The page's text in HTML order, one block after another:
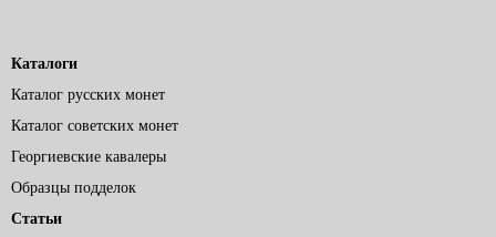
Каталоги
Каталог русских монет
Каталог советских монет
Георгиевские кавалеры
Образцы подделок
Статьи